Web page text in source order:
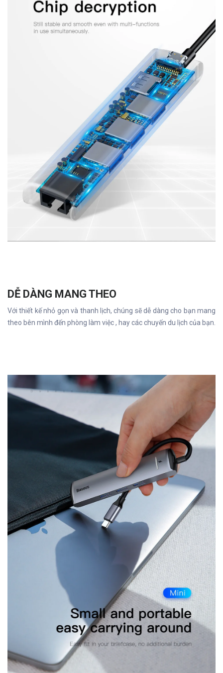
DỄ DÀNG MANG THEO
Với thiết kế nhỏ gọn và thanh lịch, chúng sẽ dễ dàng cho bạn mang
theo bên mình đến phòng làm việc , hay các chuyến du lịch của bạn.